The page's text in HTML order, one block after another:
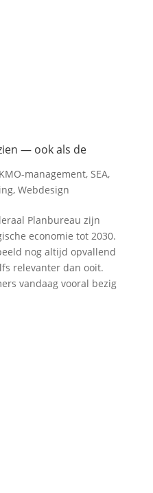
— ook als de
KMO-management, SEA,
, Webdesign
Planbureau zijn
economie tot 2030.
nog altijd opvallend
relevanter dan ooit.
vandaag vooral bezig